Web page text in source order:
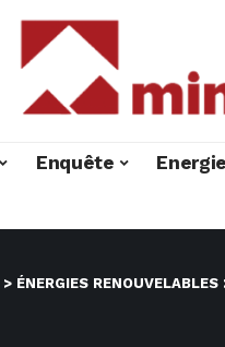
Enquête
> ÉNERGIES RENOUVELABLES